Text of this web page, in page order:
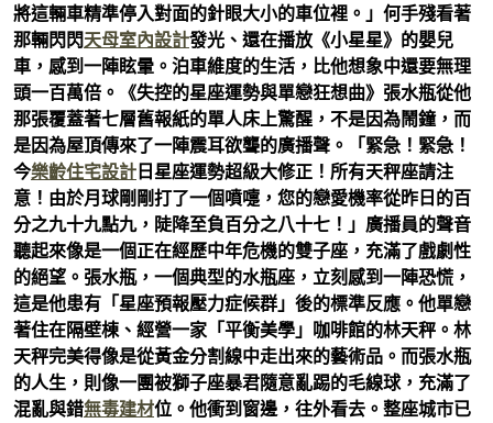
將這輛車精準停入對面的針眼大小的車位裡。」何手殘看著
那輛閃閃天母室內設計發光、還在播放《小星星》的嬰兒
車，感到一陣眩暈。泊車維度的生活，比他想象中還要無理
頭一百萬倍。《失控的星座運勢與單戀狂想曲》張水瓶從他
那張覆蓋著七層舊報紙的單人床上驚醒，不是因為鬧鐘，而
是因為屋頂傳來了一陣震耳欲聾的廣播聲。「緊急！緊急！
今樂齡住宅設計 日星座運勢超級大修正！所有天秤座請注
意！由於月球剛剛打了一個噴嚏，您的戀愛機率從昨日的百
分之九十九點九，陡降至負百分之八十七！」廣播員的聲音
聽起來像是一個正在經歷中年危機的雙子座，充滿了戲劇性
的絕望。張水瓶，一個典型的水瓶座，立刻感到一陣恐慌，
這是他患有「星座預報壓力症候群」後的標準反應。他單戀
著住在隔壁棟、經營一家「平衡美學」咖啡館的林天秤。林
天秤完美得像是從黃金分割線中走出來的藝術品。而張水瓶
的人生，則像一團被獅子座暴君隨意亂踢的毛線球，充滿了
混亂與錯無毒建材位。他衝到窗邊，往外看去。整座城市已